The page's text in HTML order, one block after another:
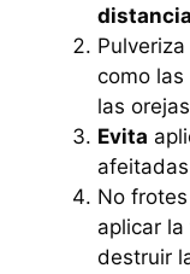
distancia
como
las
Evita
No
aplicar
destruir